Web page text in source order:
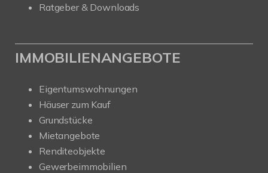
Ratgeber & Downloads
IMMOBILIENANGEBOTE
Eigentumswohnungen
Häuser zum Kauf
Grundstücke
Mietangebote
Renditeobjekte
Gewerbeimmobilien